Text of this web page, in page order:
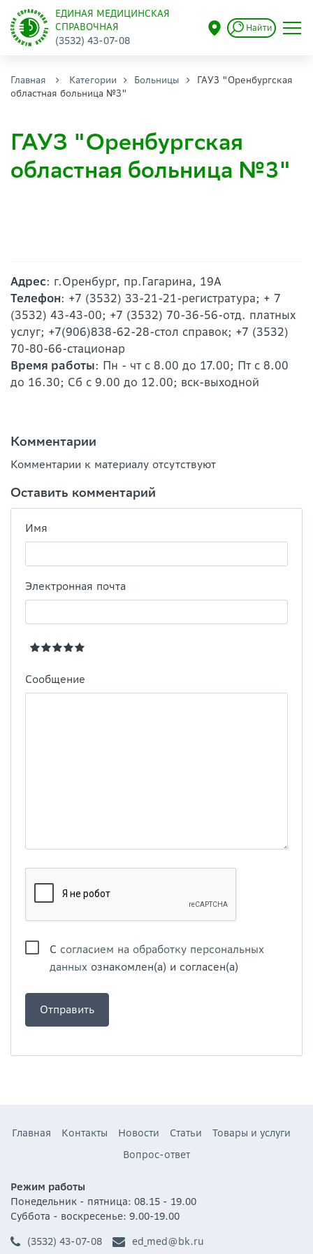
ЕДИНАЯ МЕДИЦИНСКАЯ
СПРАВОЧНАЯ
(3532) 43-07-08
Найти
Главная Категории Больницы
ГАУЗ "Оренбургская
областная больница №3"
ГАУЗ "Оренбургская
областная больница №3"
Адрес: г.Оренбург, пр.Гагарина, 19А
Телефон: +7 (3532) 33-21-21-регистратура; + 7
(3532) 43-43-00; +7 (3532) 70-36-56-отд. платных
услуг; +7(906)838-62-28-стол справок; +7 (3532)
70-80-66-стационар
Время работы: Пн - чт c 8.00 до 17.00; Пт с 8.00
до 16.30; Сб c 9.00 до 12.00; вск-выходной
Комментарии
Комментарии к материалу отсутствуют
Оставить комментарий
Имя
Электронная почта
Сообщение
С согласием на обработку персональных
данных ознакомлен(а) и согласен(а)
Главная Контакты Новости Статьи
Товары и услуги
Вопрос-ответ
Режим работы
Понедельник - пятница: 08.15 - 19.00
Суббота - воскресенье: 9.00-19.00
(3532) 43-07-08
ed_med@bk.ru